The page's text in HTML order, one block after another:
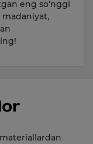
eng so‘nggi
madaniyat,